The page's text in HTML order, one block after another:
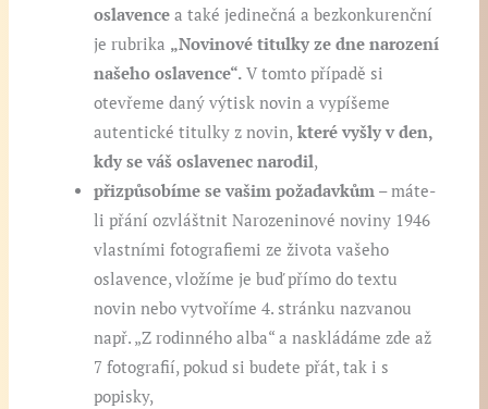
oslavence a také jedinečná a bezkonkurenční
je rubrika „Novinové titulky ze dne narození
našeho oslavence“. V tomto případě si
otevřeme daný výtisk novin a vypíšeme
autentické titulky z novin, které vyšly v den,
kdy se váš oslavenec narodil,
přizpůsobíme se vašim požadavkům – máte-
li přání ozvláštnit Narozeninové noviny 1946
vlastními fotografiemi ze života vašeho
oslavence, vložíme je buď přímo do textu
novin nebo vytvoříme 4. stránku nazvanou
např. „Z rodinného alba“ a naskládáme zde až
7 fotografií, pokud si budete přát, tak i s
popisky,